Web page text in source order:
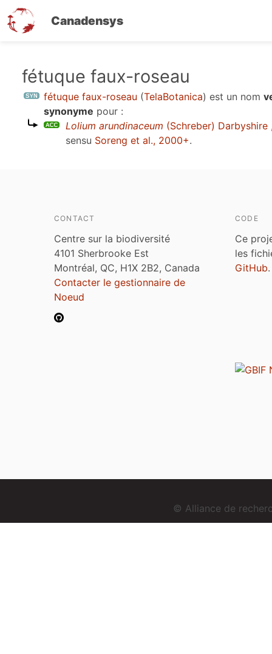
Canadensys
contenu
fétuque faux-roseau
fétuque faux-roseau (TelaBotanica) est un nom
synonyme pour :
Lolium arundinaceum (Schreber) Darbyshire
sensu Soreng et al., 2000+.
CONTACT
Centre sur la biodiversité
4101 Sherbrooke Est
Montréal, QC, H1X 2B2, Canada
Contacter le gestionnaire de
Noeud
CODE
Ce
les
GitHub.
© Alliance de